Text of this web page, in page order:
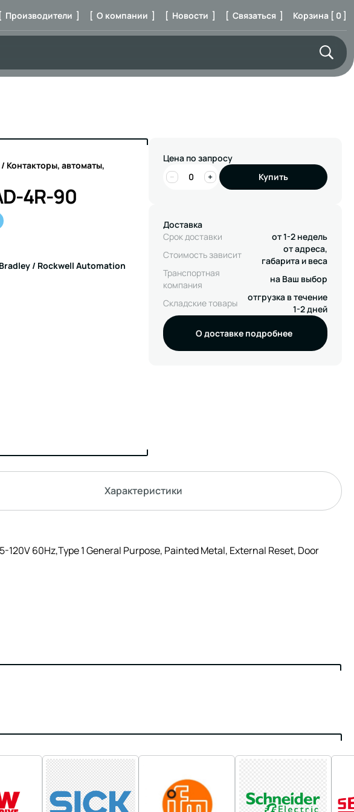
[ Производители ] [ О компании ] [ Новости ] [ Связаться ] Корзина [ 0 ]
Контакторы, автоматы,
4R-90
/ Rockwell Automation
Цена по запросу
−
+ Купить
Доставка
Срок доставки
от 1-2 недель
Стоимость зависит
от адреса,
габарита и веса
Транспортная
компания
на Ваш выбор
Складские товары
отгрузка в течение
1-2 дней
О доставке подробнее
Характеристики
60Hz,Type 1 General Purpose, Painted Metal, External Reset, Door